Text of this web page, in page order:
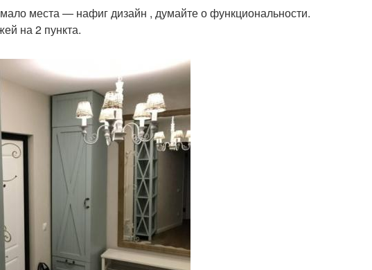
места — нафиг дизайн , думайте о функциональности.
на 2 пункта.